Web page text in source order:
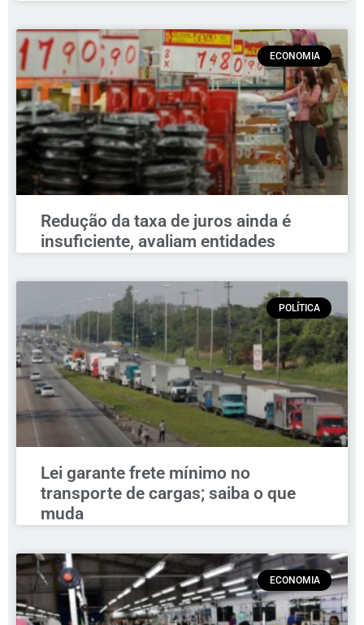
ECONOMIA
Redução da taxa de juros ainda é
insuficiente, avaliam entidades
POLÍTICA
Lei garante frete mínimo no
transporte de cargas; saiba o que
muda
ECONOMIA